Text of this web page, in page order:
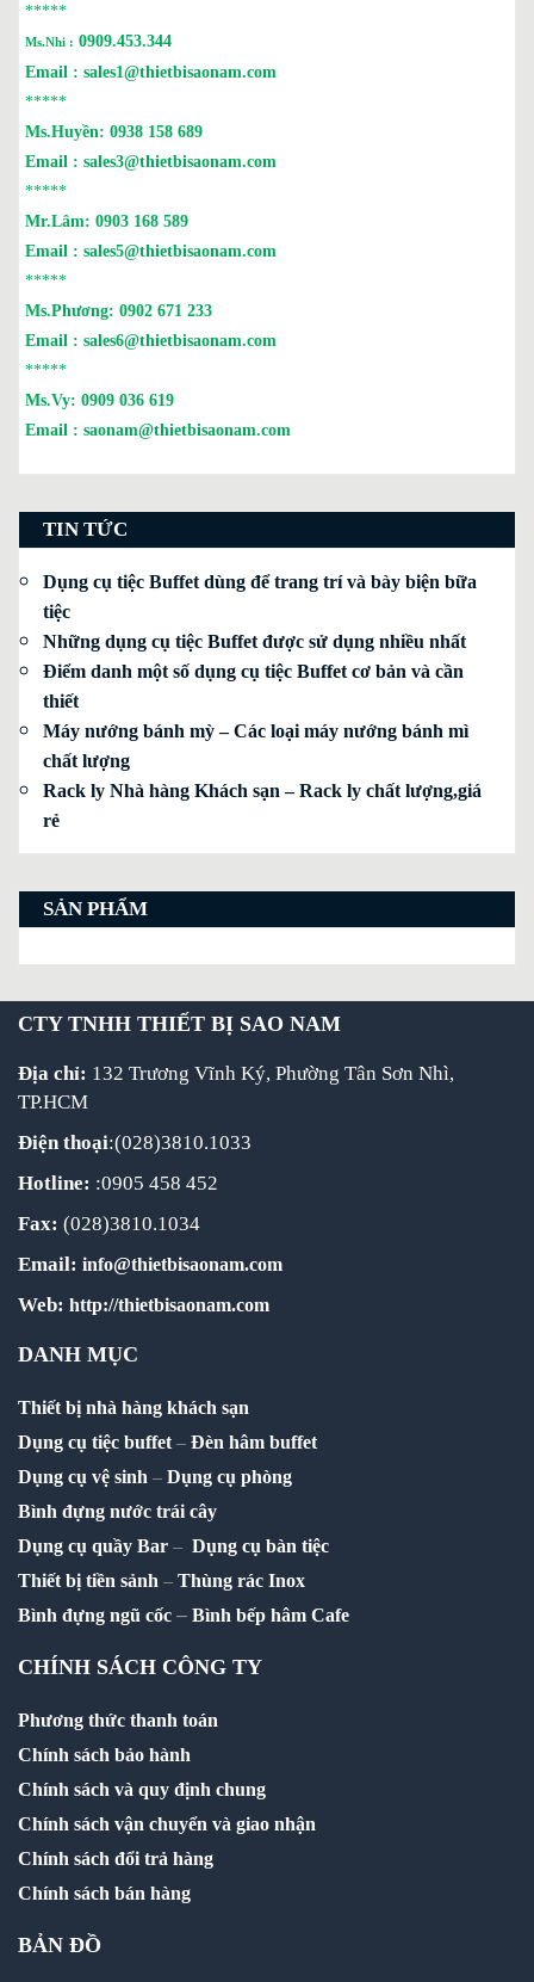
*****
Ms.Nhi : 0909.453.344
Email : sales1@thietbisaonam.com
*****
Ms.Huyền: 0938 158 689
Email : sales3@thietbisaonam.com
*****
Mr.Lâm: 0903 168 589
Email : sales5@thietbisaonam.com
*****
Ms.Phương: 0902 671 233
Email : sales6@thietbisaonam.com
*****
Ms.Vy: 0909 036 619
Email : saonam@thietbisaonam.com
TIN TỨC
Dụng cụ tiệc Buffet dùng để trang trí và bày biện bữa
tiệc
Những dụng cụ tiệc Buffet được sử dụng nhiều nhất
Điểm danh một số dụng cụ tiệc Buffet cơ bản và cần
thiết
Máy nướng bánh mỳ – Các loại máy nướng bánh mì
chất lượng
Rack ly Nhà hàng Khách sạn – Rack ly chất lượng,giá
rẻ
SẢN PHẨM
CTY TNHH THIẾT BỊ SAO NAM
Địa chỉ: 132 Trương Vĩnh Ký, Phường Tân Sơn Nhì,
TP.HCM
Điện thoại:(028)3810.1033
Hotline: :0905 458 452
Fax: (028)3810.1034
Email: info@thietbisaonam.com
Web: http://thietbisaonam.com
DANH MỤC
Thiết bị nhà hàng khách sạn
Dụng cụ tiệc buffet – Đèn hâm buffet
Dụng cụ vệ sinh – Dụng cụ phòng
Bình đựng nước trái cây
Dụng cụ quầy Bar – Dụng cụ bàn tiệc
Thiết bị tiền sảnh – Thùng rác Inox
Bình đựng ngũ cốc – Bình bếp hâm Cafe
CHÍNH SÁCH CÔNG TY
Phương thức thanh toán
Chính sách bảo hành
Chính sách và quy định chung
Chính sách vận chuyển và giao nhận
Chính sách đổi trả hàng
Chính sách bán hàng
BẢN ĐỒ